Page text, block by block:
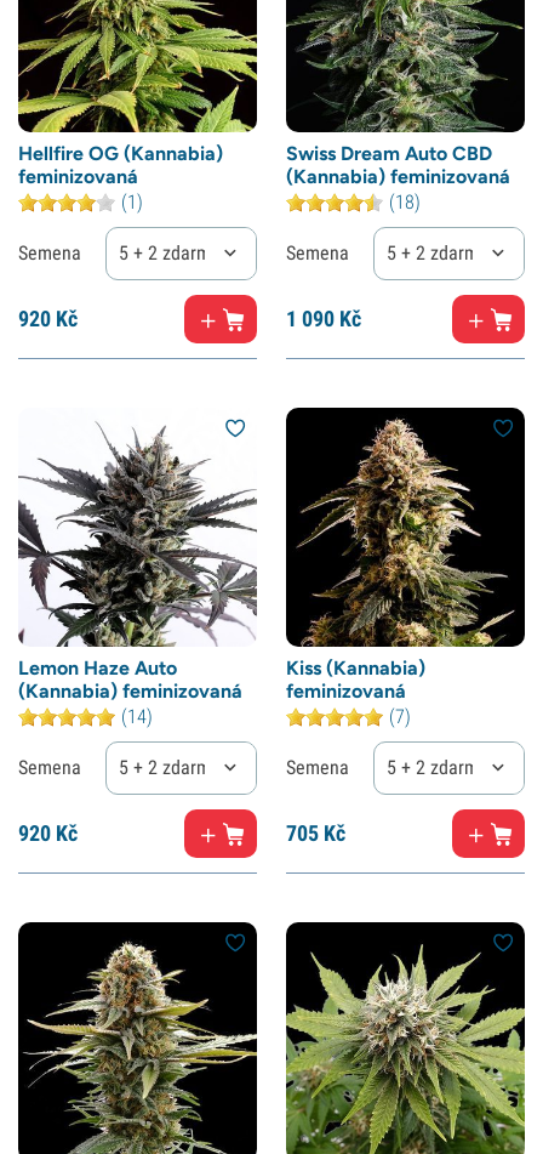
Hellfire OG (Kannabia)
feminizovaná
(1)
Semena 5 + 2 zdarma
920 Kč
Swiss Dream Auto CBD
(Kannabia) feminizovaná
(18)
Semena 5 + 2 zdarma
1 090 Kč
Lemon Haze Auto
(Kannabia) feminizovaná
(14)
Semena 5 + 2 zdarma
920 Kč
Kiss (Kannabia)
feminizovaná
(7)
Semena 5 + 2 zdarma
705 Kč